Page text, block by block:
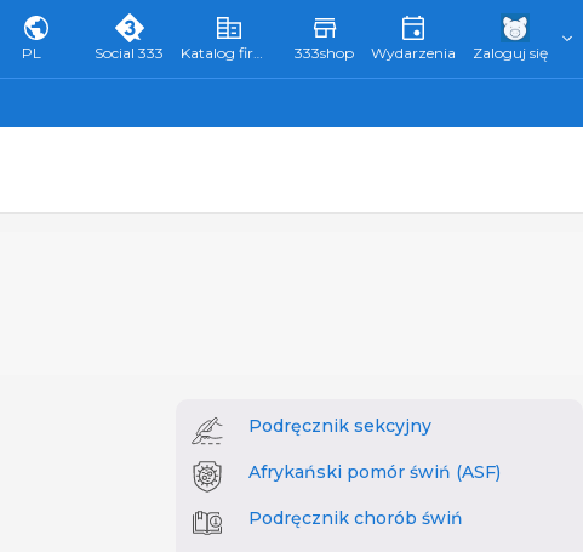
PL Social 333 Katalog firm 333 333shop Wydarzenia Zaloguj się
Podręcznik sekcyjny
Afrykański pomór świń (ASF)
Podręcznik chorób świń